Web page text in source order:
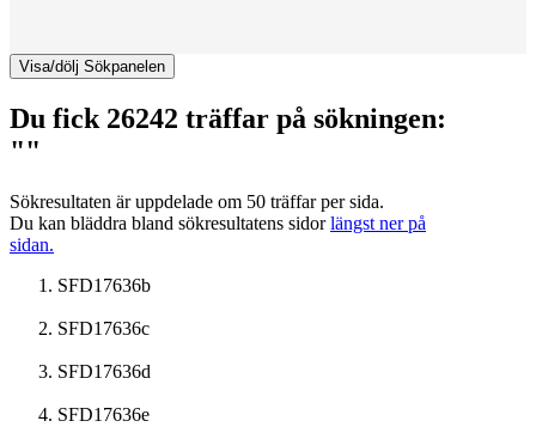
Visa/dölj Sökpanelen
Du fick 26242 träffar på sökningen:
""
Sökresultaten är uppdelade om 50 träffar per sida.
Du kan bläddra bland sökresultatens sidorlängst ner på
sidan.
SFD17636b
SFD17636c
SFD17636d
SFD17636e